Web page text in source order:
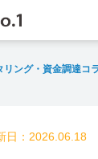
ファクタリン
ファクタリ
リング・資金調達コ
：2026.06.18